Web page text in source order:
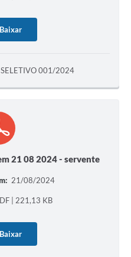
Baixar
SELETIVO 001/2024
21 08 2024 - servente
21/08/2024
| 221,13 KB
Baixar